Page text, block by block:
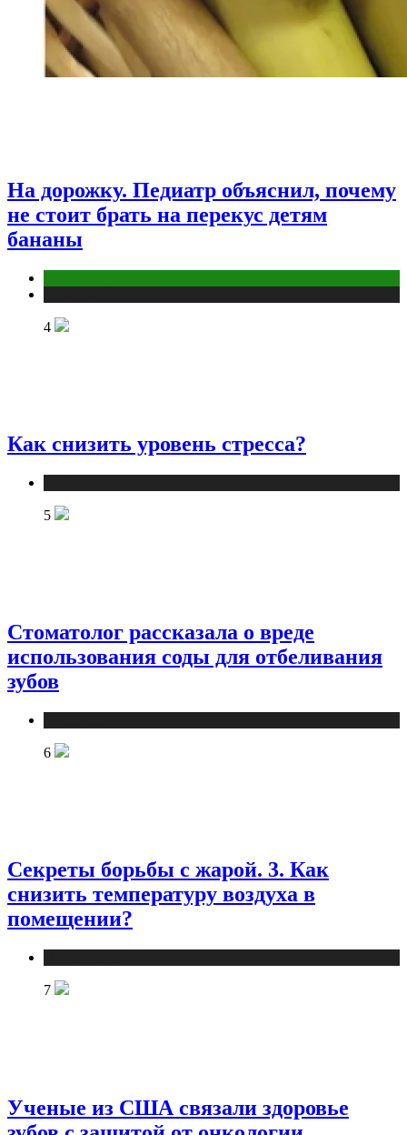
На дорожку. Педиатр объяснил, почему
не стоит брать на перекус детям
бананы
4
Как снизить уровень стресса?
5
Стоматолог рассказала о вреде
использования соды для отбеливания
зубов
6
Секреты борьбы с жарой. 3. Как
снизить температуру воздуха в
помещении?
7
Ученые из США связали здоровье